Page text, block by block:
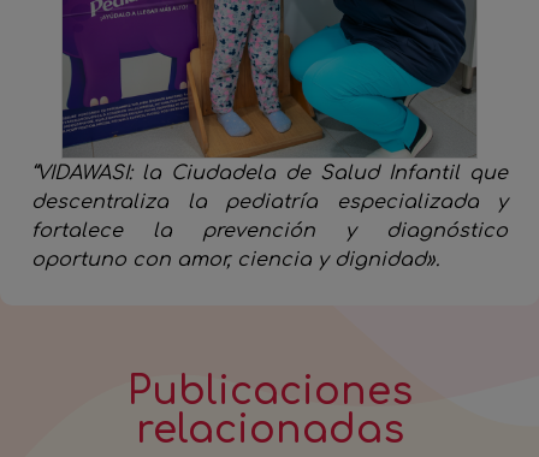
“VIDAWASI: la Ciudadela de Salud Infantil que
descentraliza la pediatría especializada y
fortalece la prevención y diagnóstico
oportuno con amor, ciencia y dignidad».
Publicaciones
relacionadas